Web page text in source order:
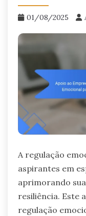
01/08/2025
A regulação
aspirantes em
aprimorando
resiliência. Este
regulação